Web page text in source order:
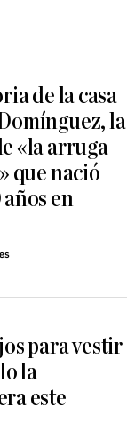
de la casa
la
«la arruga
que nació
en
para vestir
la
este